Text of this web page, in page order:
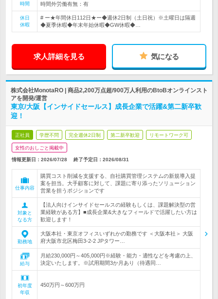
時間
時間外労働有無：有
休日
休暇
# ー★年間休日112日★ー◆週休2日制（土日祝）※土曜日は隔週
◆夏季休暇◆年末年始休暇◆GW休暇◆…
求人詳細を見る 気になる
株式会社MonotaRO | 商品2,200万点超/900万人利用のBtoBオンラインスト
アを開発/運営
東京/大阪【インサイドセールス】成長企業で活躍&第二新卒歓
迎！
正社員 学歴不問 完全週休2日制 第二新卒歓迎 リモートワーク可
女性のおしごと掲載中
情報更新日：2026/07/28 終了予定日： 2026/08/31
仕事内容
購買コスト削減を支援する、自社購買管理システムの新規導入提
案を担当。大手顧客に対して、課題に寄り添ったソリューション
営業を担うポジションです
対象と
なる方
【法人向けインサイドセールスの経験もしくは、課題解決型の営
業経験がある方】■成長企業&大きなフィールドで活躍したい方は
歓迎します！
勤務地
大阪本社・東京オフィスいずれかの勤務です ＜大阪本社＞ 大阪
府大阪市北区梅田3-2-2 JPタワー…
給与
月給230,000円～405,000円※経験・能力・適性などを考慮の上、
決定いたします。※試用期間3か月あり（待遇同…
初年度
年収
450万円～600万円